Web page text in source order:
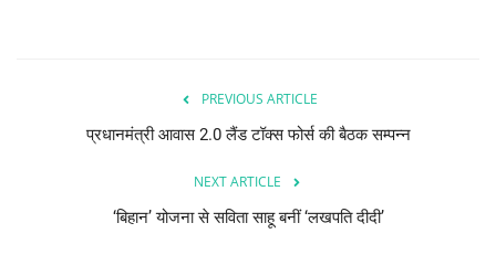
PREVIOUS ARTICLE
प्रधानमंत्री आवास 2.0 लैंड टॉक्स फोर्स की बैठक सम्पन्न
NEXT ARTICLE
‘बिहान’ योजना से सविता साहू बनीं ‘लखपति दीदी’